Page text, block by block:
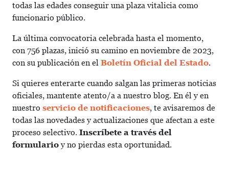
todas las edades conseguir una plaza vitalicia como
funcionario público.
La última convocatoria celebrada hasta el momento,
con 756 plazas, inició su camino en noviembre de 2023,
con su publicación en el Boletín Oficial del Estado.
Si quieres enterarte cuando salgan las primeras noticias
oficiales, mantente atento/a a nuestro blog. En él y en
nuestro servicio de notificaciones, te avisaremos de
todas las novedades y actualizaciones que afectan a este
proceso selectivo. Inscríbete a través del
formularioy no pierdas esta oportunidad.